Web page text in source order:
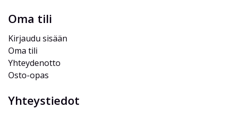
Oma tili
Kirjaudu sisään
Oma tili
Yhteydenotto
Osto-opas
Yhteystiedot